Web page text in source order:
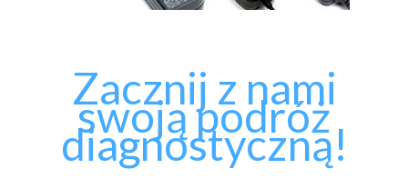
Zacznij z nami
swoją podróż
diagnostyczną!